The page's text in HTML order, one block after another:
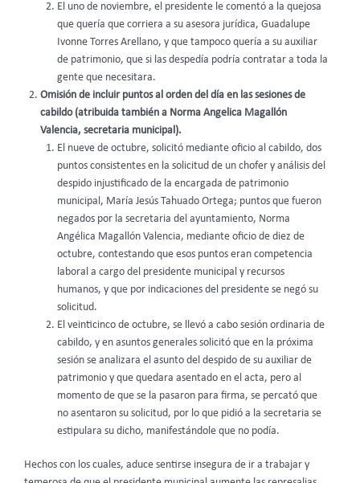
El uno de noviembre, el presidente le comentó a la quejosa
que quería que corriera a su asesora jurídica, Guadalupe
Ivonne Torres Arellano, y que tampoco quería a su auxiliar
de patrimonio, que si las despedía podría contratar a toda la
gente que necesitara.
Omisión de incluir puntos al orden del día en las sesiones de
cabildo (atribuida también a Norma Angelica Magallón
Valencia, secretaria municipal).
El nueve de octubre, solicitó mediante oficio al cabildo, dos
puntos consistentes en la solicitud de un chofer y análisis del
despido injustificado de la encargada de patrimonio
municipal, María Jesús Tahuado Ortega; puntos que fueron
negados por la secretaria del ayuntamiento, Norma
Angélica Magallón Valencia, mediante oficio de diez de
octubre, contestando que esos puntos eran competencia
laboral a cargo del presidente municipal y recursos
humanos, y que por indicaciones del presidente se negó su
solicitud.
El veinticinco de octubre, se llevó a cabo sesión ordinaria de
cabildo, y en asuntos generales solicitó que en la próxima
sesión se analizara el asunto del despido de su auxiliar de
patrimonio y que quedara asentado en el acta, pero al
momento de que se la pasaron para firma, se percató que
no asentaron su solicitud, por lo que pidió a la secretaria se
estipulara su dicho, manifestándole que no podía.
Hechos con los cuales, aduce sentirse insegura de ir a trabajar y